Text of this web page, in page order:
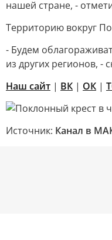
нашей стране, -
Территорию вокруг
- Будем
из других регионов, -
Наш сайт | ВК | ОК |
Источник: Канал в